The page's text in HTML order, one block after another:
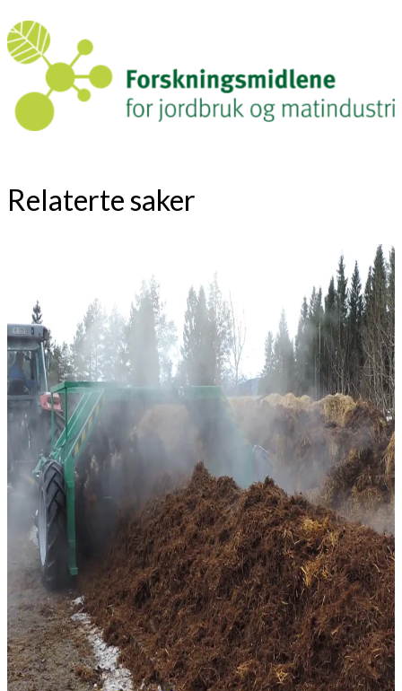
Relaterte saker